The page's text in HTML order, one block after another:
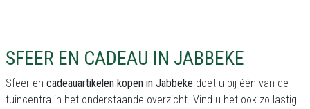
SFEER EN CADEAU IN JABBEKE
Sfeer en cadeauartikelen kopen in Jabbeke doet u bij één van de
tuincentra in het onderstaande overzicht. Vind u het ook zo lastig